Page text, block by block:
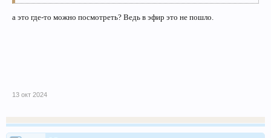
а это где-то можно посмотреть? Ведь в эфир это не пошло.
13 окт 2024